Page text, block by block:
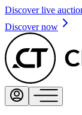
Discover live
Discover now